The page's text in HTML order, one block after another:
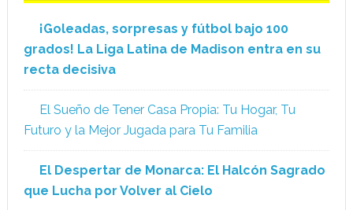
¡Goleadas, sorpresas y fútbol bajo 100
grados! La Liga Latina de Madison entra en su
recta decisiva
El Sueño de Tener Casa Propia: Tu Hogar, Tu
Futuro y la Mejor Jugada para Tu Familia
El Despertar de Monarca: El Halcón Sagrado
que Lucha por Volver al Cielo